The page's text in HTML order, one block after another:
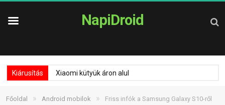
NapiDroid
Kiárusítás Xiaomi kütyük áron alul
Főoldal » Android mobilok » Friss infók a Samsung Galaxy S10-ről